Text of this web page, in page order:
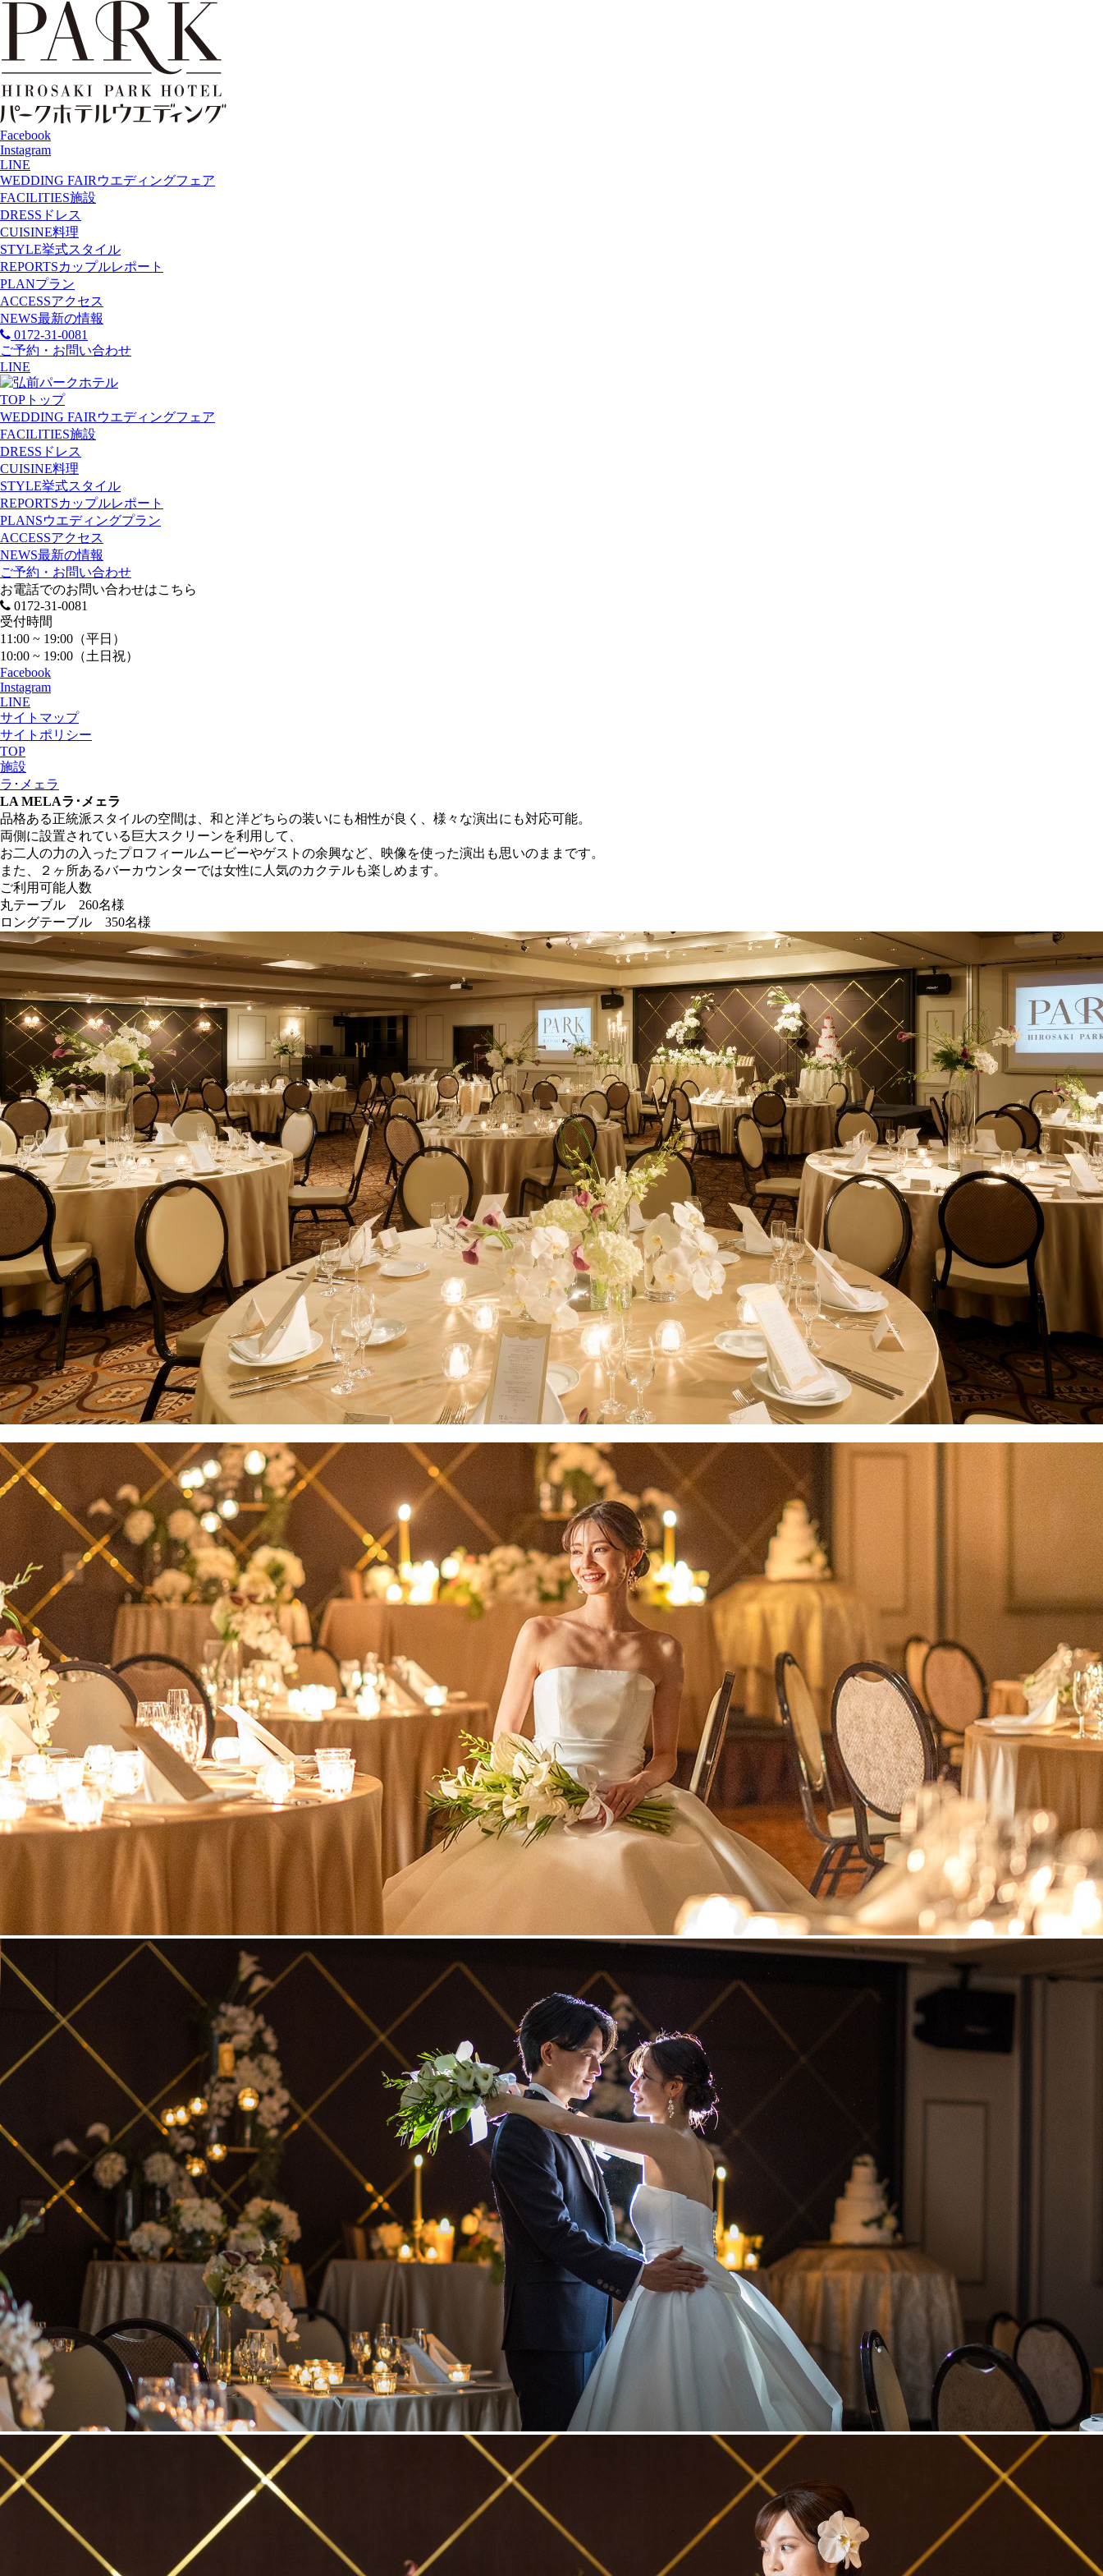
Facebook
Instagram
LINE
WEDDING FAIR ウエディングフェア
FACILITIES施設
DRESS ドレス
CUISINE料理
STYLE挙式スタイル
REPORTSカップルレポート
PLANプラン
ACCESSアクセス
NEWS最新の情報
0172-31-0081
ご予約・お問い合わせ
LINE
TOP トップ
WEDDING FAIR ウエディングフェア
FACILITIES施設
DRESS ドレス
CUISINE料理
STYLE挙式スタイル
REPORTSカップルレポート
PLANSウエディングプラン
ACCESSアクセス
NEWS最新の情報
ご予約・お問い合わせ
お電話でのお問い合わせはこちら
0172-31-0081
受付時間
11:00 ~ 19:00（平日）
10:00 ~ 19:00（土日祝）
Facebook
Instagram
LINE
サイトマップ
サイトポリシー
TOP
施設
ラ･メェラ
LA MELAラ･メェラ
品格ある正統派スタイルの空間は、和と洋どちらの装いにも相性が良く、様々な演出にも対応可能。
両側に設置されている巨大スクリーンを利用して、
お二人の力の入ったプロフィールムービーやゲストの余興など、映像を使った演出も思いのままです。
また、２ヶ所あるバーカウンターでは女性に人気のカクテルも楽しめます。
ご利用可能人数
丸テーブル 260名様
ロングテーブル 350名様